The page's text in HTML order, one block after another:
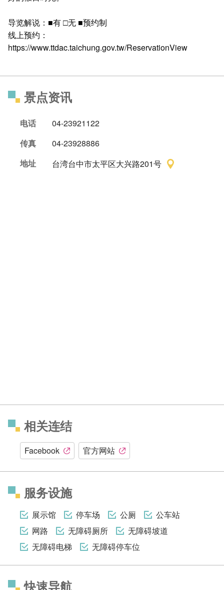
导览解说：■有 □无 ■预约制
线上预约：
https://www.ttdac.taichung.gov.tw/ReservationView
景点资讯
电话
04-23921122
传真
04-23928886
地址
台湾台中市太平区大兴路201号
相关连结
Facebook 官方网站
服务设施
展示馆 停车场 公厕
公车站
网路
无障碍厕所
无障碍坡道
无障碍电梯
无障碍停车位
快速导航